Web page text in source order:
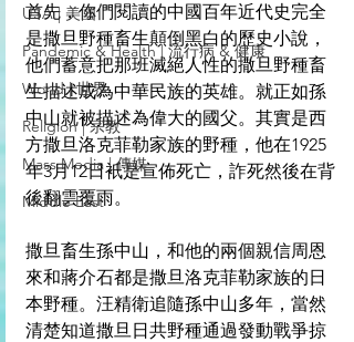
USA | 美國
Pandemic & Health | 流行病 & 健康
World | 世界
Religion | 宗教
Mass Media | 傳媒
Middle East
首先，你們閱讀的中國百年近代史完全
是撒旦野種畜生顛倒黑白的歷史小說，
他們蓄意把那班滅絕人性的撒旦野種畜
生描述成為中華民族的英雄。就正如孫
中山就被描述為偉大的國父。其實是西
方撒旦洛克菲勒家族的野種，他在1925
年3月12日衹是宣佈死亡，詐死然後在背
後翻雲覆雨。
撒旦畜生孫中山，和他的兩個親信周恩
來和蔣介石都是撒旦洛克菲勒家族的日
本野種。汪精衛追隨孫中山多年，當然
清楚知道撒旦日共野種通過發動戰爭掠